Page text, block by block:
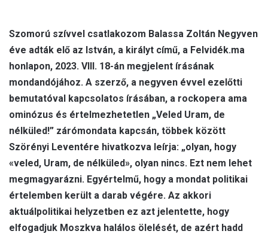
Szomorú szívvel csatlakozom Balassa Zoltán Negyven
éve adták elő az István, a királyt című, a Felvidék.ma
honlapon, 2023. VIII. 18-án megjelent írásának
mondandójához. A szerző, a negyven évvel ezelőtti
bemutatóval kapcsolatos írásában, a rockopera ama
ominózus és értelmezhetetlen „Veled Uram, de
nélküled!” zárómondata kapcsán, többek között
Szörényi Leventére hivatkozva leírja: „olyan, hogy
«veled, Uram, de nélküled», olyan nincs. Ezt nem lehet
megmagyarázni. Egyértelmű, hogy a mondat politikai
értelemben került a darab végére. Az akkori
aktuálpolitikai helyzetben ez azt jelentette, hogy
elfogadjuk Moszkva halálos ölelését, de azért hadd